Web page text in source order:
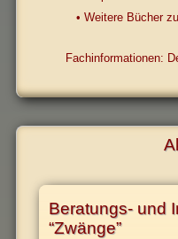
• Weitere Bücher
Fachinformationen:
Beratungs- und
“Zwänge”